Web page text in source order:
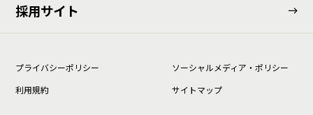
採用サイト
プライバシーポリシー
ソーシャルメディア・ポリシー
利⽤規約
サイトマップ